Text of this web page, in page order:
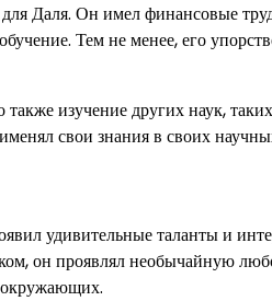
Даля. Он имел финансовые
Тем не менее, его
изучение других наук,
свои знания в своих
удивительные таланты и
он проявлял необычайную
окружающих.